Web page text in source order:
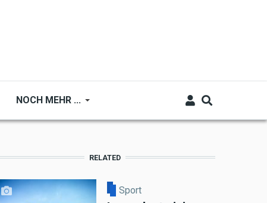
NOCH MEHR ...
RELATED
Sport